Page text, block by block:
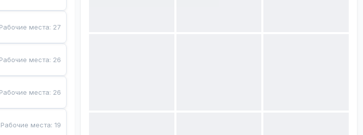
Рабочие места: 27
Рабочие места: 26
Рабочие места: 26
Рабочие места:19